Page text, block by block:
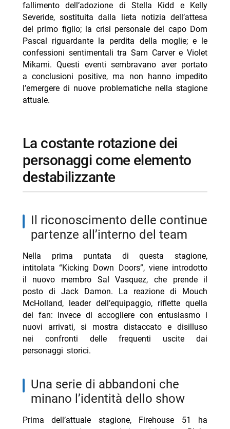
fallimento dell’adozione di Stella Kidd e Kelly
Severide, sostituita dalla lieta notizia dell’attesa
del primo figlio; la crisi personale del capo Dom
Pascal riguardante la perdita della moglie; e le
confessioni sentimentali tra Sam Carver e Violet
Mikami. Questi eventi sembravano aver portato
a conclusioni positive, ma non hanno impedito
l’emergere di nuove problematiche nella stagione
attuale.
la costante rotazione dei
personaggi come elemento
destabilizzante
il riconoscimento delle continue
partenze all’interno del team
Nella prima puntata di questa stagione,
intitolata “Kicking Down Doors”, viene introdotto
il nuovo membro Sal Vasquez, che prende il
posto di Jack Damon. La reazione di Mouch
McHolland, leader dell’equipaggio, riflette quella
dei fan: invece di accogliere con entusiasmo i
nuovi arrivati, si mostra distaccato e disilluso
nei confronti delle frequenti uscite dai
personaggi storici.
una serie di abbandoni che
minano l’identità dello show
Prima dell’attuale stagione, Firehouse 51 ha